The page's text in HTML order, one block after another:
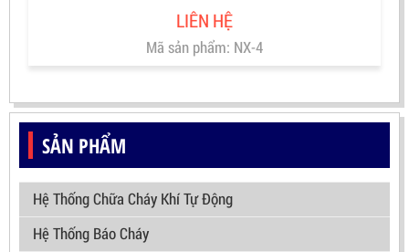
SẢN PHẨM
Hệ Thống Chữa Cháy Khí Tự Động
Hệ Thống Báo Cháy
LIÊN HỆ
Mã sản phẩm: NX-4